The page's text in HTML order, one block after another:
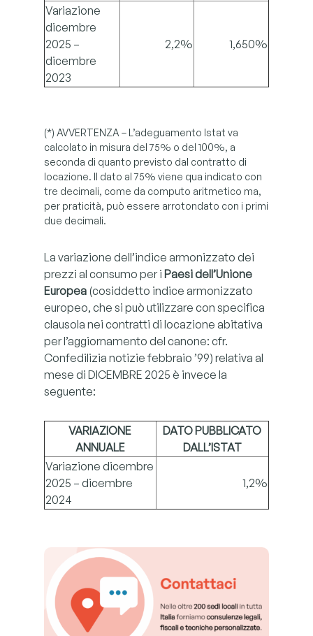
Variazione
dicembre
2025 –
dicembre
2023
2,2% 1,650%
(*) AVVERTENZA – L’adeguamento Istat va
calcolato in misura del 75% o del 100%, a
seconda di quanto previsto dal contratto di
locazione. Il dato al 75% viene qua indicato con
tre decimali, come da computo aritmetico ma,
per praticità, può essere arrotondato con i primi
due decimali.
La variazione dell’indice armonizzato dei
prezzi al consumo per i Paesi dell’Unione
Europea(cosiddetto indice armonizzato
europeo, che si può utilizzare con specifica
clausola nei contratti di locazione abitativa
per l’aggiornamento del canone: cfr.
Confedilizia notizie febbraio ’99) relativa al
mese di DICEMBRE 2025 è invece la
seguente:
VARIAZIONE
ANNUALE
DATO PUBBLICATO
DALL’ISTAT
Variazione dicembre
2025 – dicembre
2024
1,2%